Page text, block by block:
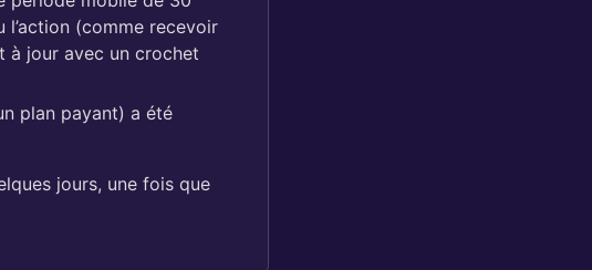
(comme recevoir
à jour avec un crochet
plan payant) a été
jours, une fois que